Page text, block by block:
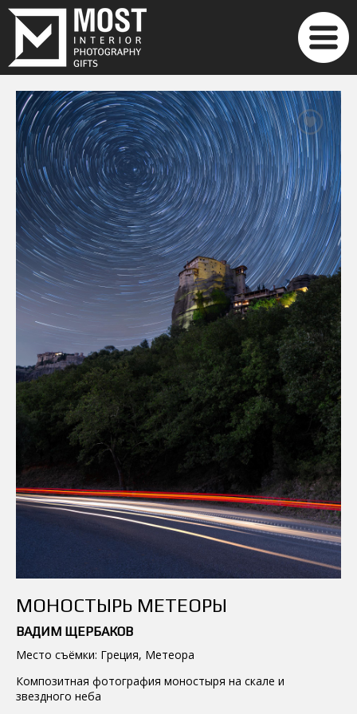
МОНОСТЫРЬ МЕТЕОРЫ
ВАДИМ ЩЕРБАКОВ
Место съёмки: Греция, Метеора
Композитная фотография моностыря на скале и
звездного неба